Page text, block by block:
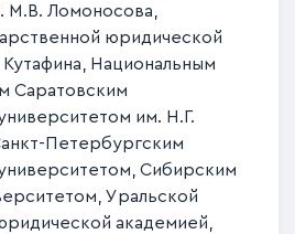
М.В. Ломоносова,
юридической
Национальным
Саратовским
им. Н.Г.
Петербургским
Сибирским
Уральской
академией,